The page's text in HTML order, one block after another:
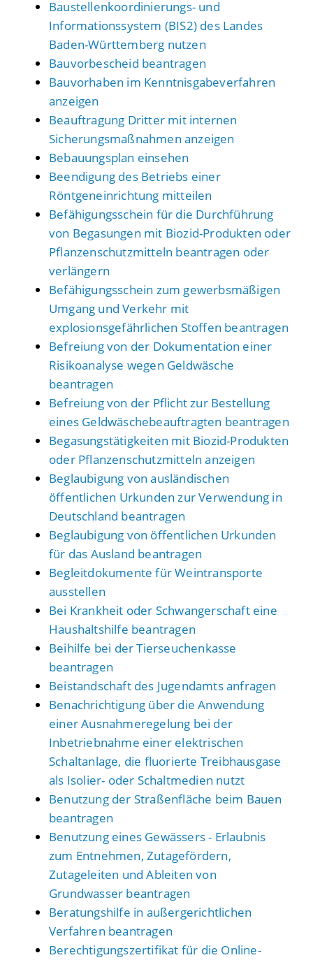
Baustellenkoordinierungs- und
Informationssystem (BIS2) des Landes
Baden-Württemberg nutzen
Bauvorbescheid beantragen
Bauvorhaben im Kenntnisgabeverfahren
anzeigen
Beauftragung Dritter mit internen
Sicherungsmaßnahmen anzeigen
Bebauungsplan einsehen
Beendigung des Betriebs einer
Röntgeneinrichtung mitteilen
Befähigungsschein für die Durchführung
von Begasungen mit Biozid-Produkten oder
Pflanzenschutzmitteln beantragen oder
verlängern
Befähigungsschein zum gewerbsmäßigen
Umgang und Verkehr mit
explosionsgefährlichen Stoffen beantragen
Befreiung von der Dokumentation einer
Risikoanalyse wegen Geldwäsche
beantragen
Befreiung von der Pflicht zur Bestellung
eines Geldwäschebeauftragten beantragen
Begasungstätigkeiten mit Biozid-Produkten
oder Pflanzenschutzmitteln anzeigen
Beglaubigung von ausländischen
öffentlichen Urkunden zur Verwendung in
Deutschland beantragen
Beglaubigung von öffentlichen Urkunden
für das Ausland beantragen
Begleitdokumente für Weintransporte
ausstellen
Bei Krankheit oder Schwangerschaft eine
Haushaltshilfe beantragen
Beihilfe bei der Tierseuchenkasse
beantragen
Beistandschaft des Jugendamts anfragen
Benachrichtigung über die Anwendung
einer Ausnahmeregelung bei der
Inbetriebnahme einer elektrischen
Schaltanlage, die fluorierte Treibhausgase
als Isolier- oder Schaltmedien nutzt
Benutzung der Straßenfläche beim Bauen
beantragen
Benutzung eines Gewässers - Erlaubnis
zum Entnehmen, Zutagefördern,
Zutageleiten und Ableiten von
Grundwasser beantragen
Beratungshilfe in außergerichtlichen
Verfahren beantragen
Berechtigungszertifikat für die Online-